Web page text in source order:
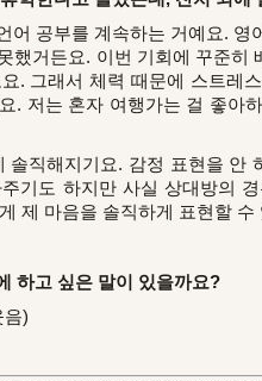
공부를 계속하는 거예요. 영
거든요. 이번 기회에 꾸준히
. 그래서 체력 때문에 스트레
. 저는 혼자 여행가는 걸 좋아
직해지기요. 감정 표현을 안
기도 하지만 사실 상대방의
제 마음을 솔직하게 표현할 수
하고 싶은 말이 있을까요?
음)